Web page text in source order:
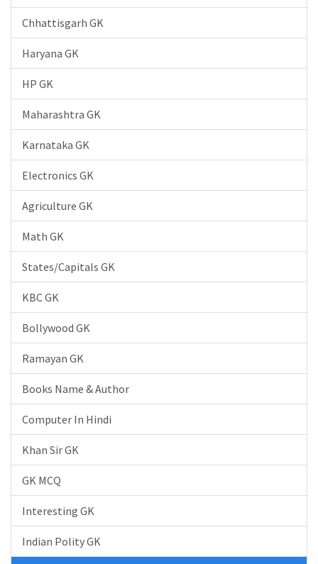
Chhattisgarh GK
Haryana GK
HP GK
Maharashtra GK
Karnataka GK
Electronics GK
Agriculture GK
Math GK
States/Capitals GK
KBC GK
Bollywood GK
Ramayan GK
Books Name & Author
Computer In Hindi
Khan Sir GK
GK MCQ
Interesting GK
Indian Polity GK